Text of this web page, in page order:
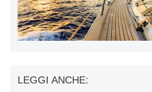
LEGGI ANCHE: